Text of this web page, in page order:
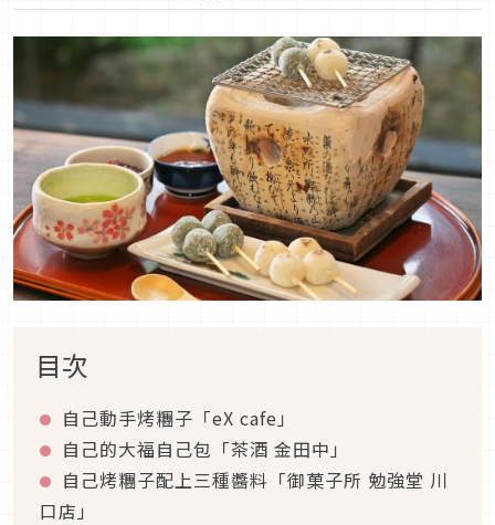
目次
自己動手烤糰子「eX cafe」
自己的大福自己包「茶酒 金田中」
自己烤糰子配上三種醬料「御菓子所 勉強堂 川
口店」